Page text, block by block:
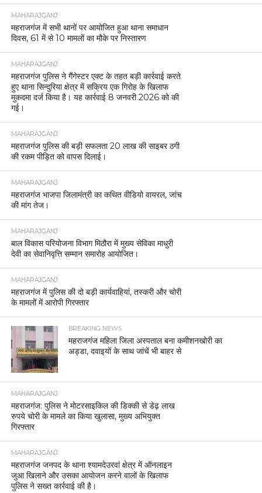
MAHARAJGANJ
महराजगंज में सभी थानों पर आयोजित हुआ थाना समाधान
दिवस, 61 में से 10 मामलों का मौके पर निस्तारण
MAHARAJGANJ
महराजगंज पुलिस ने गैंगेस्टर एक्ट के तहत बड़ी कार्रवाई करते
हुए थाना सिन्दुरिया क्षेत्र में सक्रिय एक गिरोह के खिलाफ
मुकदमा दर्ज किया है। यह कार्रवाई 8 जनवरी 2026 को की
गई।
MAHARAJGANJ
महराजगंज पुलिस की बड़ी सफलता 20 लाख की साइबर ठगी
की रकम पीड़ित को वापस दिलाई।
MAHARAJGANJ
महराजगंज भाजपा जिलामंत्री का कथित वीडियो वायरल, जांच
की मांग तेज।
MAHARAJGANJ
बाल विकास परियोजना विभाग मिठौरा में मुख्य सेविका माधुरी
देवी का सेवानिवृत्ति सम्मान समारोह आयोजित।
MAHARAJGANJ
महराजगंज में पुलिस की दो बड़ी कार्यवाहियां, तस्करी और चोरी
के मामलों में आरोपी गिरफ्तार
BREAKING NEWS
महराजगंज महिला जिला अस्पताल बना कमीशनखोरी का
अड्डा, दवाइयों के साथ जांचें भी बाहर से
MAHARAJGANJ
महराजगंज: पुलिस ने मोटरसाइकिल की डिक्की से डेढ़ लाख
रुपये चोरी के मामले का किया खुलासा, मुख्य अभियुक्त
गिरफ्तार
MAHARAJGANJ
महराजगंज जनपद के थाना श्यामदेउरवां क्षेत्र में ऑनलाइन
जुआ खिलाने और उसका आयोजन करने वालों के खिलाफ
पुलिस ने सख्त कार्रवाई की है।